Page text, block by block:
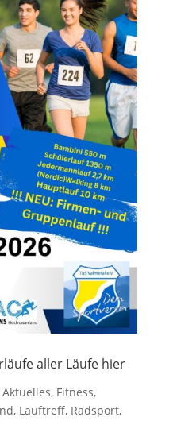
aller Läufe hier
Aktuelles, Fitness,
, Lauftreff, Radsport,